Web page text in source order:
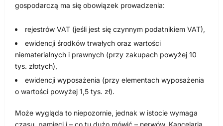
gospodarczą ma się obowiązek prowadzenia:
rejestrów VAT (jeśli jest się czynnym podatnikiem VAT),
ewidencji środków trwałych oraz wartości
niematerialnych i prawnych (przy zakupach powyżej 10
tys. złotych),
ewidencji wyposażenia (przy elementach wyposażenia
o wartości powyżej 1,5 tys. zł).
Może wygląda to niepozornie, jednak w istocie wymaga
czasu, pamięci i – co tu dużo mówić – nerwów. Kancelaria